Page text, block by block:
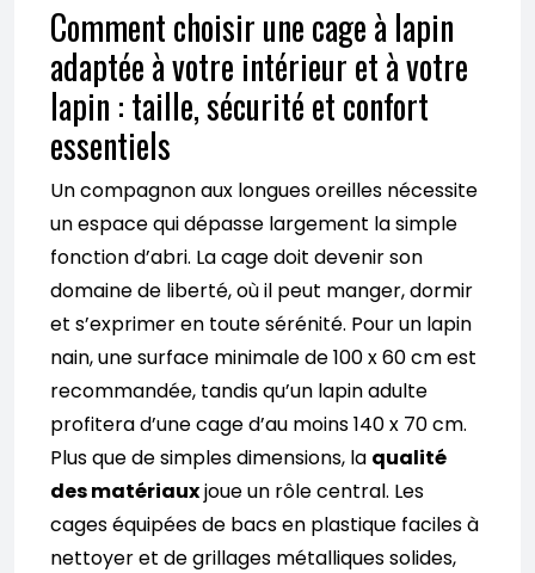
Comment choisir une cage à lapin
adaptée à votre intérieur et à votre
lapin : taille, sécurité et confort
essentiels
Un compagnon aux longues oreilles nécessite
un espace qui dépasse largement la simple
fonction d’abri. La cage doit devenir son
domaine de liberté, où il peut manger, dormir
et s’exprimer en toute sérénité. Pour un lapin
nain, une surface minimale de 100 x 60 cm est
recommandée, tandis qu’un lapin adulte
profitera d’une cage d’au moins 140 x 70 cm.
Plus que de simples dimensions, la qualité
des matériauxjoue un rôle central. Les
cages équipées de bacs en plastique faciles à
nettoyer et de grillages métalliques solides,